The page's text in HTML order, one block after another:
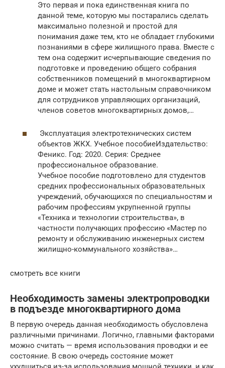
Это первая и пока единственная книга по
данной теме, которую мы постарались сделать
максимально полезной и простой для
понимания даже тем, кто не обладает глубокими
познаниями в сфере жилищного права. Вместе с
тем она содержит исчерпывающие сведения по
подготовке и проведению общего собрания
собственников помещений в многоквартирном
доме и может стать настольным справочником
для сотрудников управляющих организаций,
членов советов многоквартирных домов,…
Эксплуатация электротехнических систем
объектов ЖКХ. Учебное пособиеИздательство:
Феникс. Год: 2020. Серия: Среднее
профессиональное образование.
Учебное пособие подготовлено для студентов
средних профессиональных образовательных
учреждений, обучающихся по специальностям и
рабочим профессиям укрупненной группы
«Техника и технологии строительства», в
частности получающих профессию «Мастер по
ремонту и обслуживанию инженерных систем
жилищно-коммунального хозяйства»…
смотреть все книги
Необходимость замены электропроводки
в подъезде многоквартирного дома
В первую очередь данная необходимость обусловлена
различными причинами. Логично, главными факторами
можно считать — время использования проводки и ее
состояние. В свою очередь состояние может